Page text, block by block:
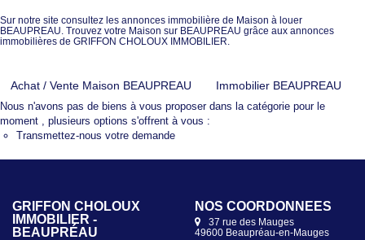
Sur notre site consultez les annonces immobilière de Maison à louer
BEAUPREAU. Trouvez votre Maison sur BEAUPREAU grâce aux annonces
immobilières de GRIFFON CHOLOUX IMMOBILIER.
Achat / Vente Maison BEAUPREAU Immobilier BEAUPREAU
Nous n'avons pas de biens à vous proposer dans la catégorie pour le
moment , plusieurs options s'offrent à vous :
Transmettez-nous votre demande
GRIFFON CHOLOUX
IMMOBILIER -
BEAUPRÉAU
NOS COORDONNÉES
37 rue des Mauges
49600 Beaupréau-en-Mauges